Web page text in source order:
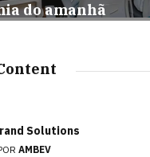
do amanhã
Solutions
AMBEV